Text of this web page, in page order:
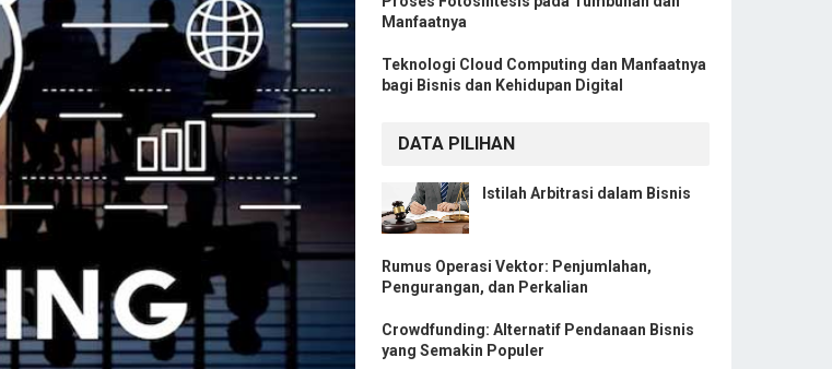
Manfaatnya
Teknologi Cloud Computing dan Manfaatnya
bagi Bisnis dan Kehidupan Digital
DATA PILIHAN
Istilah Arbitrasi dalam Bisnis
Rumus Operasi Vektor: Penjumlahan,
Pengurangan, dan Perkalian
Crowdfunding: Alternatif Pendanaan Bisnis
yang Semakin Populer